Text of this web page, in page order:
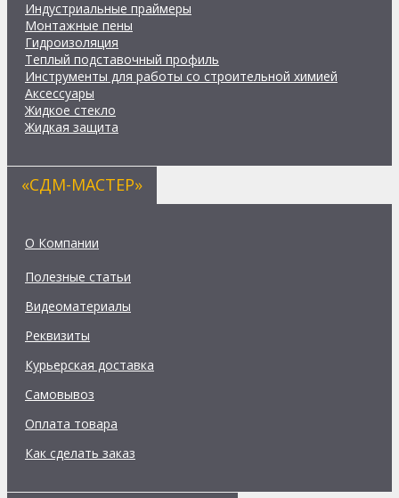
Индустриальные праймеры
Монтажные пены
Гидроизоляция
Теплый подставочный профиль
Инструменты для работы со строительной химией
Аксессуары
Жидкое стекло
Жидкая защита
«СДМ-МАСТЕР»
О Компании
Полезные статьи
Видеоматериалы
Реквизиты
Курьерская доставка
Самовывоз
Оплата товара
Как сделать заказ